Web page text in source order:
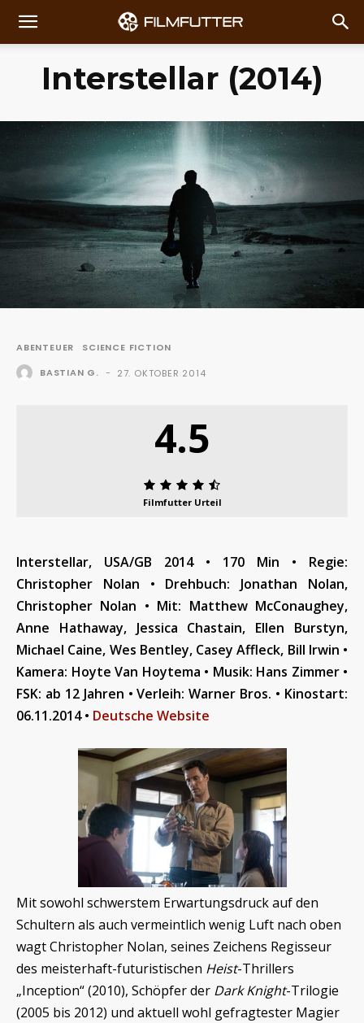
Interstellar (2014)
ABENTEUER
SCIENCE FICTION
BASTIAN G. - 27. OKTOBER 2014
4.5
Filmfutter Urteil
Interstellar, USA/GB 2014 • 170 Min • Regie:
Christopher Nolan • Drehbuch: Jonathan Nolan,
Christopher Nolan • Mit: Matthew McConaughey,
Anne Hathaway, Jessica Chastain, Ellen Burstyn,
Michael Caine, Wes Bentley, Casey Affleck, Bill Irwin •
Kamera: Hoyte Van Hoytema • Musik: Hans Zimmer •
FSK: ab 12 Jahren • Verleih: Warner Bros. • Kinostart:
06.11.2014 • Deutsche Website
Mit sowohl schwerstem Erwartungsdruck auf den
Schultern als auch vermeintlich wenig Luft nach oben
wagt Christopher Nolan, seines Zeichens Regisseur
des meisterhaft-futuristischen Heist-Thrillers
„Inception“ (2010), Schöpfer der Dark Knight-Trilogie
(2005 bis 2012) und aktuell wohl gefragtester Magier